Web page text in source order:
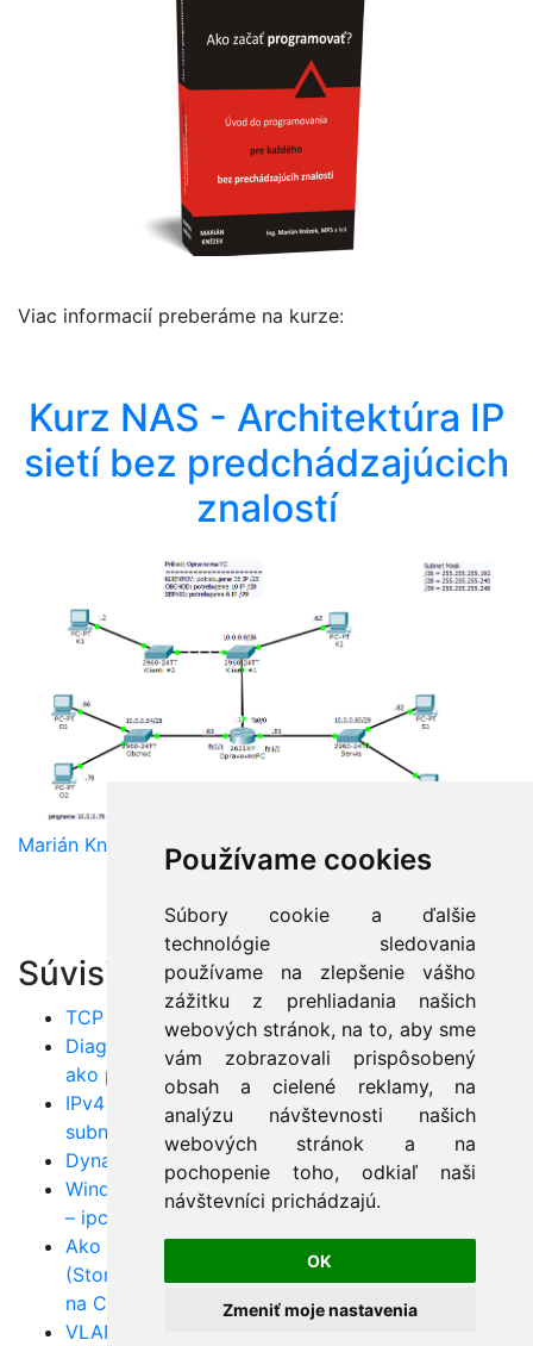
Používame cookies
Súbory cookie a ďalšie
technológie sledovania
používame na zlepšenie vášho
zážitku z prehliadania našich
webových stránok, na to, aby sme
vám zobrazovali prispôsobený
obsah a cielené reklamy, na
analýzu návštevnosti našich
webových stránok a na
pochopenie toho, odkiaľ naši
návštevníci prichádzajú.
OK
Zmeniť moje nastavenia
Viac informacií preberáme na kurze:
Kurz NAS - Architektúra IP
sietí bez predchádzajúcich
znalostí
Marián Knězek
Súvisiace články:
TCP vs UDP: Kľúčové rozdiely a použitie v praxi
Diagnostika TCP/IP sietí – nauč sa riešiť chyby
ako profi
IPv4 adresovanie krok za krokom – rozumej
subnetom a CIDR
Dynamické smerovanie: RIP, OSPF i EIGRP v akcii
Windows TCP/IP nástroje pre sieťovú diagnostiku
– ipconfig, traceroute, pathping
Ako fungujú metódy forwardovania
(Store‑and‑Forward, Cut‑Through, Fast‑Forward)
na Cisco switchoch
VLANy od A po Z: konfigurácia 802.1Q trunku a